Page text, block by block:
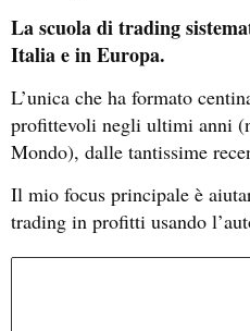
La scuola di trading
Italia e in Europa.
L’unica che ha formato
profittevoli negli ultimi anni
Mondo), dalle tantissime
Il mio focus principale è
trading in profitti usando